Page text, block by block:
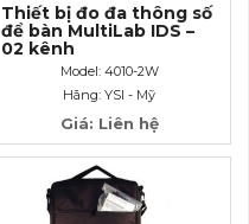
Thiết bị đo đa thông số
để bàn MultiLab IDS –
02 kênh
Model: 4010-2W
Hãng: YSI - Mỹ
Giá: Liên hệ